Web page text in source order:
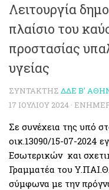
Λειτουργία
πλαίσιο του
προστασίας
υγείας
ΣΥΝΤΆΚΤΗΣ ΔΔΕ Β'
17 ΙΟΥΛΊΟΥ 2024 ·
Σε συνέχεια της υπό
οικ.13090/15-07-2024
Εσωτερικών και
Γραμματέα του
σύμφωνα με την